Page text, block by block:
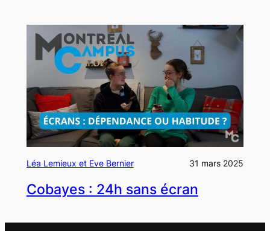
Léa Lemieux et Eve Bernier 31 mars 2025
Cobayes : 24h sans écran